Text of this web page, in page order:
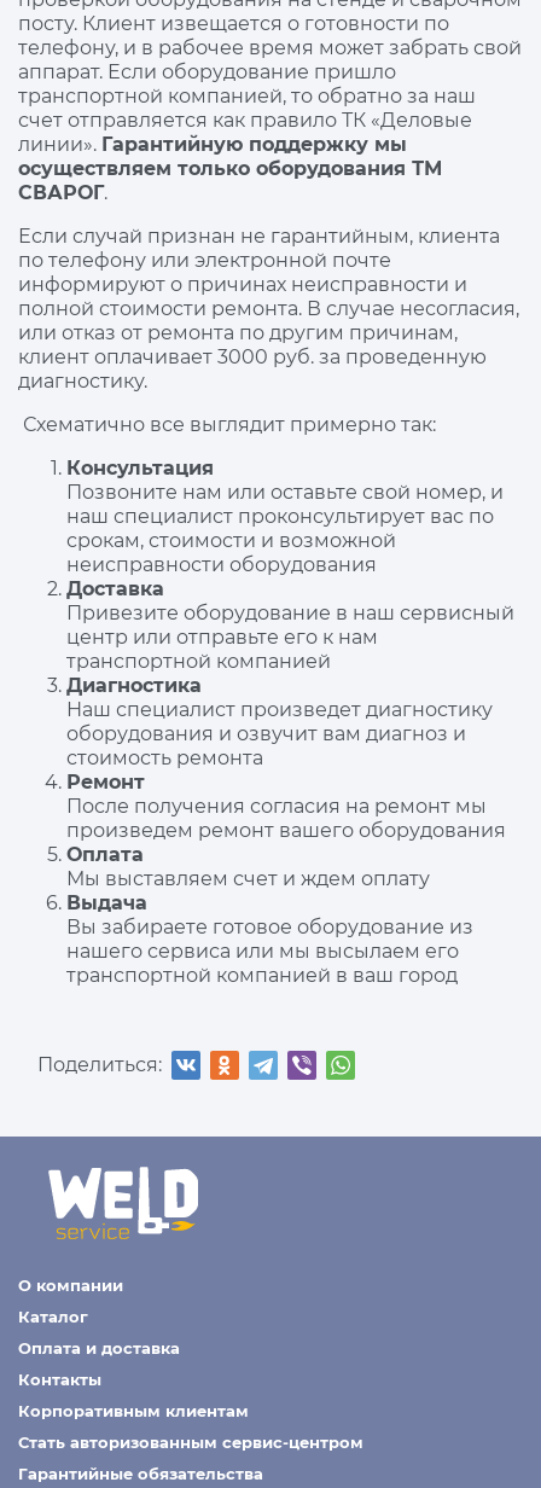
посту. Клиент извещается о готовности по
телефону, и в рабочее время может забрать свой
аппарат. Если оборудование пришло
транспортной компанией, то обратно за наш
счет отправляется как правило ТК «Деловые
линии». Гарантийную поддержку мы
осуществляем только оборудования ТМ
СВАРОГ.
Если случай признан не гарантийным, клиента
по телефону или электронной почте
информируют о причинах неисправности и
полной стоимости ремонта. В случае несогласия,
или отказ от ремонта по другим причинам,
клиент оплачивает 3000 руб. за проведенную
диагностику.
Схематично все выглядит примерно так:
Консультация
Позвоните нам или оставьте свой номер, и
наш специалист проконсультирует вас по
срокам, стоимости и возможной
неисправности оборудования
Доставка
Привезите оборудование в наш сервисный
центр или отправьте его к нам
транспортной компанией
Диагностика
Наш специалист произведет диагностику
оборудования и озвучит вам диагноз и
стоимость ремонта
Ремонт
После получения согласия на ремонт мы
произведем ремонт вашего оборудования
Оплата
Мы выставляем счет и ждем оплату
Выдача
Вы забираете готовое оборудование из
нашего сервиса или мы высылаем его
транспортной компанией в ваш город
Поделиться:
О компании
Каталог
Оплата и доставка
Контакты
Корпоративным клиентам
Стать авторизованным сервис-центром
Гарантийные обязательства